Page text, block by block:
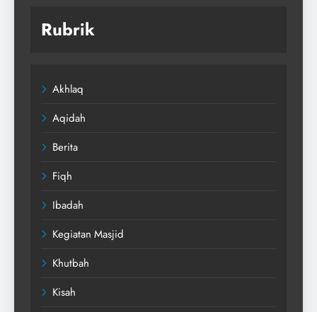
Rubrik
Akhlaq
Aqidah
Berita
Fiqh
Ibadah
Kegiatan Masjid
Khutbah
Kisah